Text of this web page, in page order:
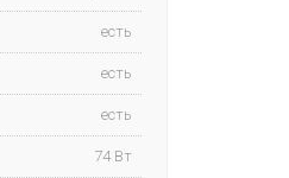
есть
есть
есть
74 Вт